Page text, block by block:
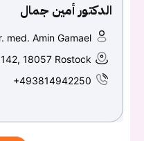
الدكتور أمين جمال
med. Amin Gamael
18057 Rostock
+493814942250